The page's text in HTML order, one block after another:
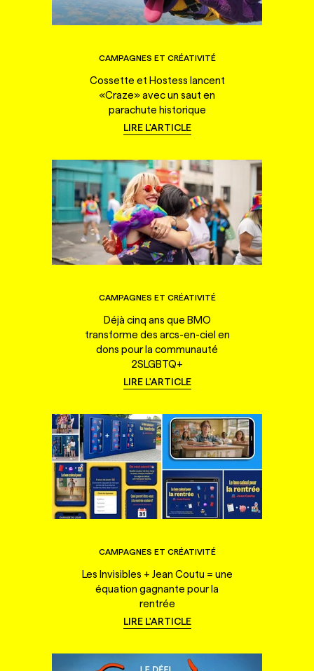
CAMPAGNES ET CRÉATIVITÉ
Cossette et Hostess lancent
«Craze» avec un saut en
parachute historique
LIRE L'ARTICLE
CAMPAGNES ET CRÉATIVITÉ
Déjà cinq ans que BMO
transforme des arcs-en-ciel en
dons pour la communauté
2SLGBTQ+
LIRE L'ARTICLE
CAMPAGNES ET CRÉATIVITÉ
Les Invisibles + Jean Coutu = une
équation gagnante pour la
rentrée
LIRE L'ARTICLE